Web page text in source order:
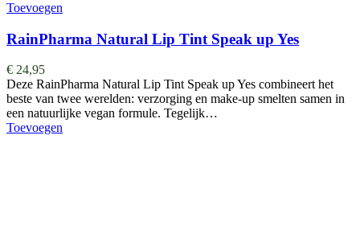
Toevoegen
RainPharma Natural Lip Tint Speak up Yes
€ 24,95
Deze RainPharma Natural Lip Tint Speak up Yes combineert het
beste van twee werelden: verzorging en make-up smelten samen in
een natuurlijke vegan formule. Tegelijk…
Toevoegen